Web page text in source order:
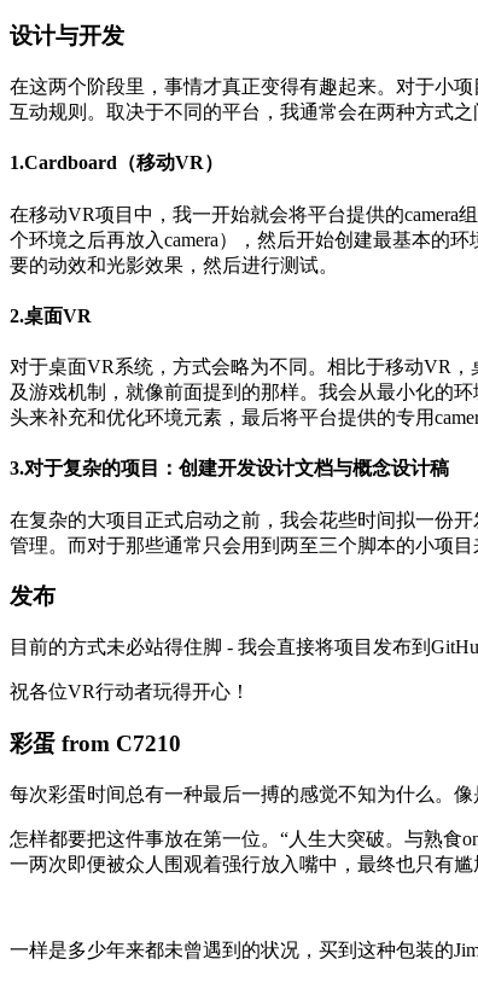
设计与开发
在这两个阶段里，事情才真正变得有趣起来。对于小
互动规则。取决于不同的平台，我通常会在两种方式之
1.Cardboard（移动VR）
在移动VR项目中，我一开始就会将平台提供的
个环境之后再放入camera），然后开始创建最基本的
要的动效和光影效果，然后进行测试。
2.桌面VR
对于桌面VR系统，方式会略为不同。相比于移动VR
及游戏机制，就像前面提到的那样。我会从最小化的
头来补充和优化环境元素，最后将平台提供的专用
3.对于复杂的项目：创建开发设计文档与概念设计稿
在复杂的大项目正式启动之前，我会花些时间拟一份
管理。而对于那些通常只会用到两至三个脚本的小项目
发布
目前的方式未必站得住脚 - 我会直接将项目发布到
祝各位VR行动者玩得开心！
彩蛋 from C7210
每次彩蛋时间总有一种最后一搏的感觉不知为什么。
怎样都要把这件事放在第一位。“人生大突破。与熟食
一两次即便被众人围观着强行放入嘴中，最终也只有
一样是多少年来都未曾遇到的状况，买到这种包装的